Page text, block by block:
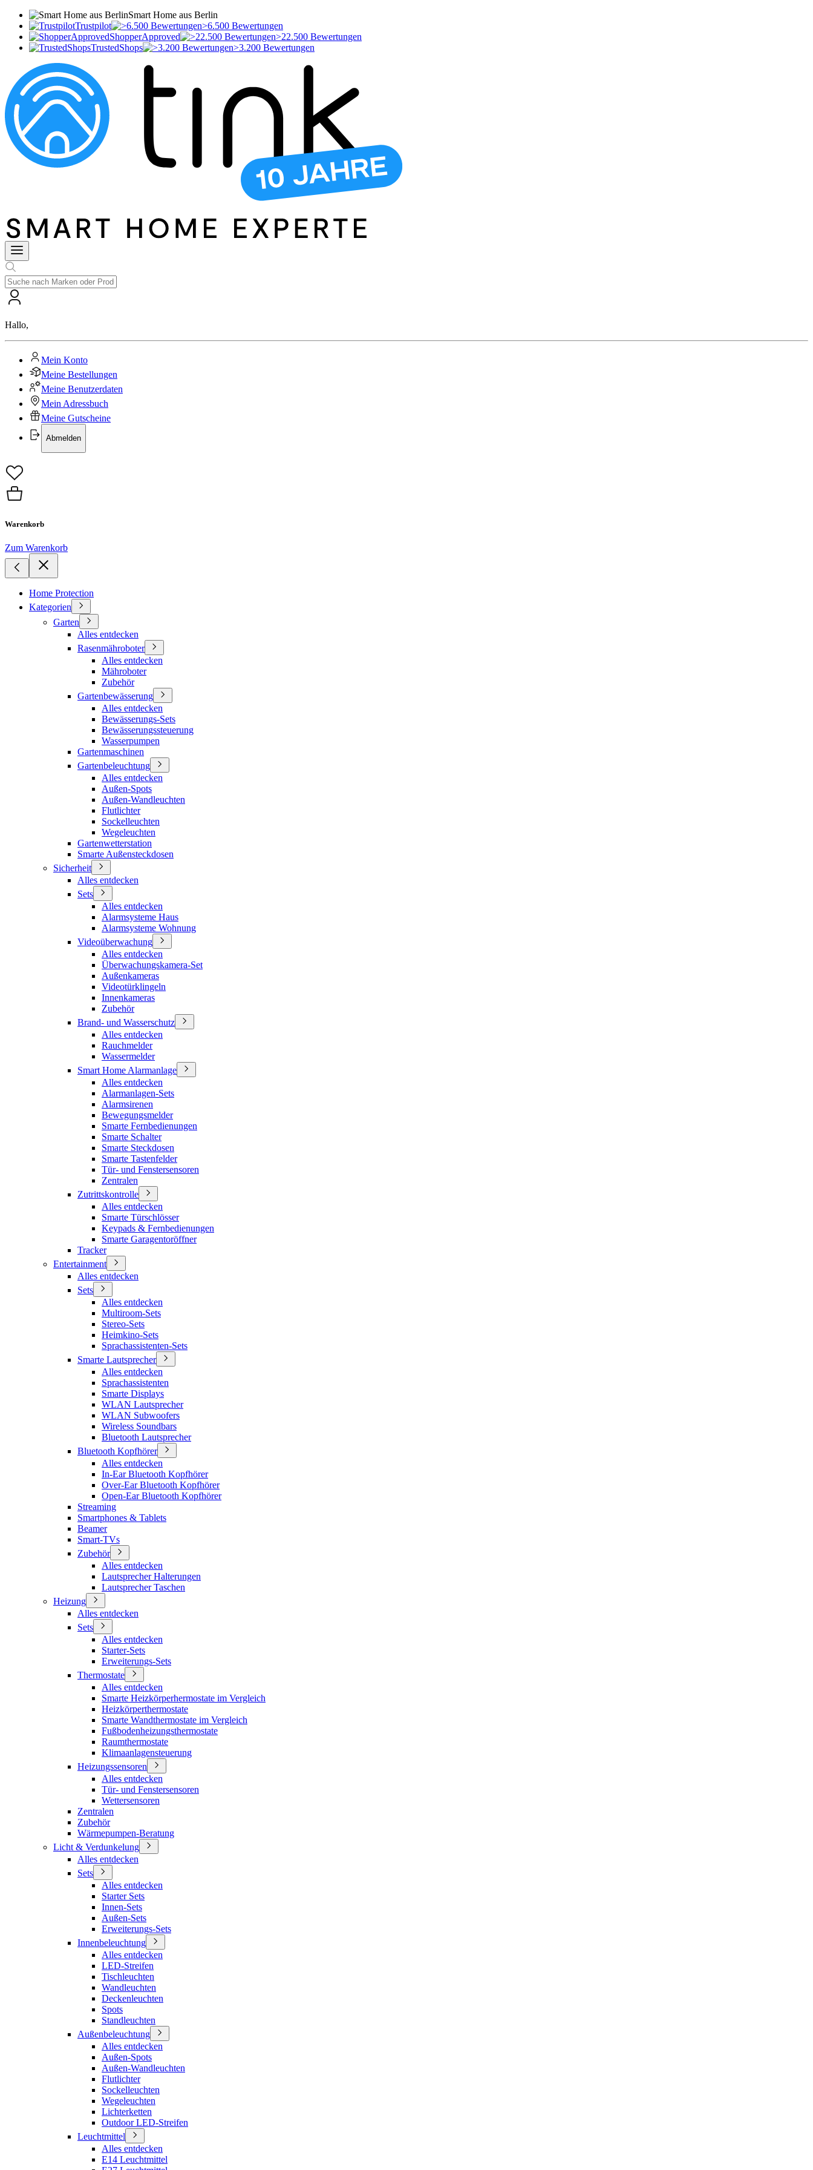
Smart Home aus Berlin
Trustpilot
>6.500 Bewertungen
ShopperApproved
>22.500 Bewertungen
TrustedShops
>3.200 Bewertungen
Hallo,
Mein Konto
Meine Bestellungen
Meine Benutzerdaten
Mein Adressbuch
Meine Gutscheine
Abmelden
Warenkorb
Zum Warenkorb
Home Protection
Kategorien
Garten
Alles entdecken
Rasenmähroboter
Alles entdecken
Mähroboter
Zubehör
Gartenbewässerung
Alles entdecken
Bewässerungs-Sets
Bewässerungssteuerung
Wasserpumpen
Gartenmaschinen
Gartenbeleuchtung
Alles entdecken
Außen-Spots
Außen-Wandleuchten
Flutlichter
Sockelleuchten
Wegeleuchten
Gartenwetterstation
Smarte Außensteckdosen
Sicherheit
Alles entdecken
Sets
Alles entdecken
Alarmsysteme Haus
Alarmsysteme Wohnung
Videoüberwachung
Alles entdecken
Überwachungskamera-Set
Außenkameras
Videotürklingeln
Innenkameras
Zubehör
Brand- und Wasserschutz
Alles entdecken
Rauchmelder
Wassermelder
Smart Home Alarmanlage
Alles entdecken
Alarmanlagen-Sets
Alarmsirenen
Bewegungsmelder
Smarte Fernbedienungen
Smarte Schalter
Smarte Steckdosen
Smarte Tastenfelder
Tür- und Fenstersensoren
Zentralen
Zutrittskontrolle
Alles entdecken
Smarte Türschlösser
Keypads & Fernbedienungen
Smarte Garagentoröffner
Tracker
Entertainment
Alles entdecken
Sets
Alles entdecken
Multiroom-Sets
Stereo-Sets
Heimkino-Sets
Sprachassistenten-Sets
Smarte Lautsprecher
Alles entdecken
Sprachassistenten
Smarte Displays
WLAN Lautsprecher
WLAN Subwoofers
Wireless Soundbars
Bluetooth Lautsprecher
Bluetooth Kopfhörer
Alles entdecken
In-Ear Bluetooth Kopfhörer
Over-Ear Bluetooth Kopfhörer
Open-Ear Bluetooth Kopfhörer
Streaming
Smartphones & Tablets
Beamer
Smart-TVs
Zubehör
Alles entdecken
Lautsprecher Halterungen
Lautsprecher Taschen
Heizung
Alles entdecken
Sets
Alles entdecken
Starter-Sets
Erweiterungs-Sets
Thermostate
Alles entdecken
Smarte Heizkörperhermostate im Vergleich
Heizkörperthermostate
Smarte Wandthermostate im Vergleich
Fußbodenheizungsthermostate
Raumthermostate
Klimaanlagensteuerung
Heizungssensoren
Alles entdecken
Tür- und Fenstersensoren
Wettersensoren
Zentralen
Zubehör
Wärmepumpen-Beratung
Licht & Verdunkelung
Alles entdecken
Sets
Alles entdecken
Starter Sets
Innen-Sets
Außen-Sets
Erweiterungs-Sets
Innenbeleuchtung
Alles entdecken
LED-Streifen
Tischleuchten
Wandleuchten
Deckenleuchten
Spots
Standleuchten
Außenbeleuchtung
Alles entdecken
Außen-Spots
Außen-Wandleuchten
Flutlichter
Sockelleuchten
Wegeleuchten
Lichterketten
Outdoor LED-Streifen
Leuchtmittel
Alles entdecken
E14 Leuchtmittel